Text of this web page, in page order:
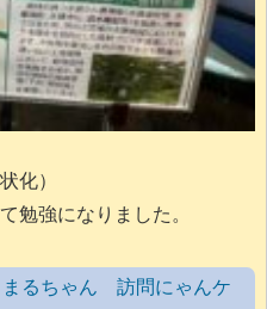
化）
勉強になりました。
るちゃん 訪問にゃんケ